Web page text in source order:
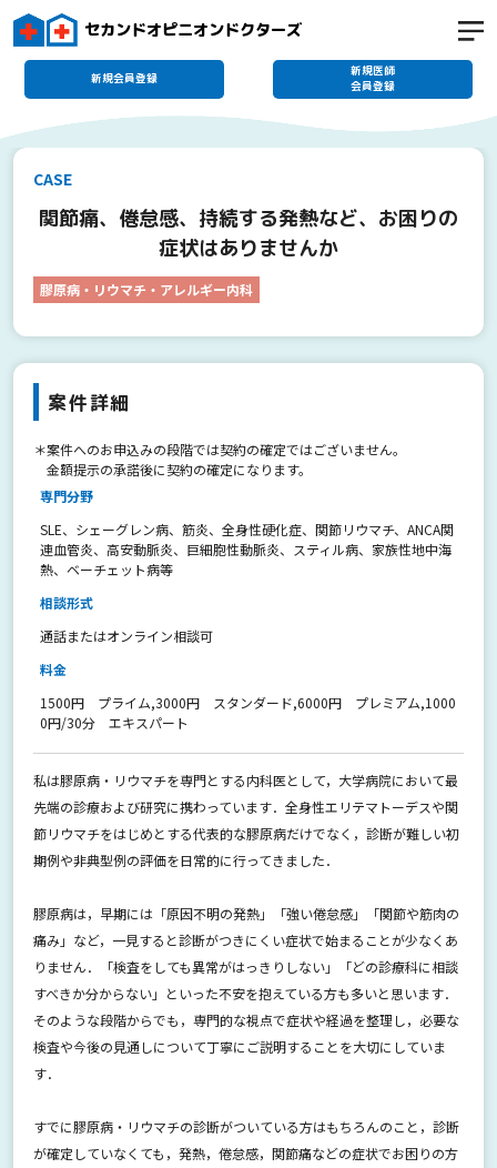
セカンドオピニオンドクターズ
新規会員登録
新規医師
会員登録
CASE
関節痛、倦怠感、持続する発熱など、お困りの
症状はありませんか
膠原病・リウマチ・アレルギー内科
案件詳細
＊案件へのお申込みの段階では契約の確定ではございません。
金額提示の承諾後に契約の確定になります。
専門分野
SLE、シェーグレン病、筋炎、全身性硬化症、関節リウマチ、ANCA関
連血管炎、高安動脈炎、巨細胞性動脈炎、スティル病、家族性地中海
熱、ベーチェット病等
相談形式
通話またはオンライン相談可
料金
1500円 プライム,3000円 スタンダード,6000円 プレミアム,1000
0円/30分 エキスパート
私は膠原病・リウマチを専門とする内科医として，大学病院において最
先端の診療および研究に携わっています．全身性エリテマトーデスや関
節リウマチをはじめとする代表的な膠原病だけでなく，診断が難しい初
期例や非典型例の評価を日常的に行ってきました．
膠原病は，早期には「原因不明の発熱」「強い倦怠感」「関節や筋肉の
痛み」など，一見すると診断がつきにくい症状で始まることが少なくあ
りません．「検査をしても異常がはっきりしない」「どの診療科に相談
すべきか分からない」といった不安を抱えている方も多いと思います．
そのような段階からでも，専門的な視点で症状や経過を整理し，必要な
検査や今後の見通しについて丁寧にご説明することを大切にしていま
す．
すでに膠原病・リウマチの診断がついている方はもちろんのこと，診断
が確定していなくても，発熱，倦怠感，関節痛などの症状でお困りの方